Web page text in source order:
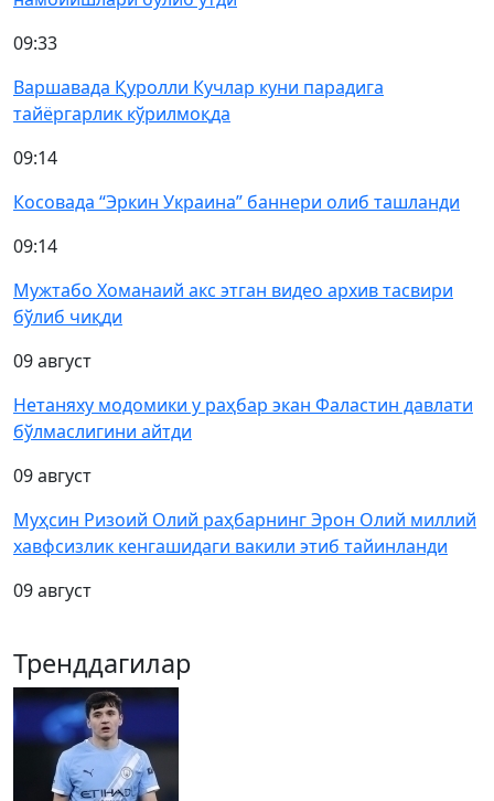
09:33
Варшавада Қуролли Кучлар куни парадига
тайёргарлик кўрилмоқда
09:14
Косовада “Эркин Украина” баннери олиб ташланди
09:14
Мужтабо Хоманаий акс этган видео архив тасвири
бўлиб чиқди
09 август
Нетаняху модомики у раҳбар экан Фаластин давлати
бўлмаслигини айтди
09 август
Муҳсин Ризоий Олий раҳбарнинг Эрон Олий миллий
хавфсизлик кенгашидаги вакили этиб тайинланди
09 август
Тренддагилар